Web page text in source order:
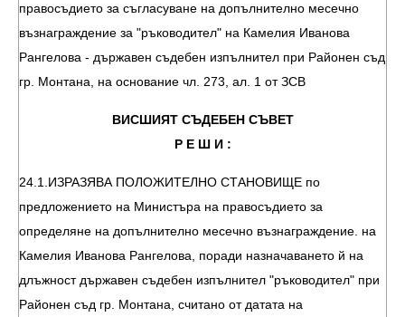
правосъдието за съгласуване на допълнително месечно
възнаграждение за "ръководител" на Камелия Иванова
Рангелова - държавен съдебен изпълнител при Районен съд
гр. Монтана, на основание чл. 273, ал. 1 от ЗСВ
ВИСШИЯТ СЪДЕБЕН СЪВЕТ
Р Е Ш И :
24.1.ИЗРАЗЯВА ПОЛОЖИТЕЛНО СТАНОВИЩЕ по
предложението на Министъра на правосъдието за
определяне на допълнително месечно възнаграждение. на
Камелия Иванова Рангелова, поради назначаването й на
длъжност държавен съдебен изпълнител "ръководител" при
Районен съд гр. Монтана, считано от датата на